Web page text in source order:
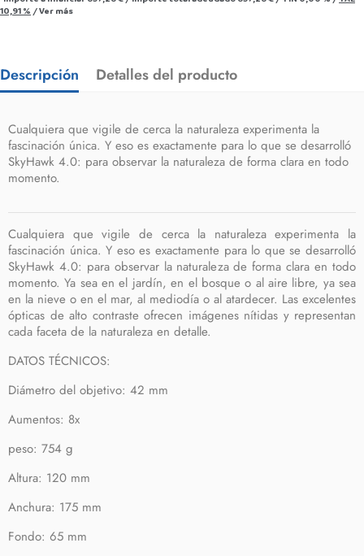
10,91 % /Ver más
Descripción Detalles del producto
Cualquiera que vigile de cerca la naturaleza experimenta la
fascinación única. Y eso es exactamente para lo que se desarrolló
SkyHawk 4.0: para observar la naturaleza de forma clara en todo
momento.
Cualquiera que vigile de cerca la naturaleza experimenta la
fascinación única. Y eso es exactamente para lo que se desarrolló
SkyHawk 4.0: para observar la naturaleza de forma clara en todo
momento. Ya sea en el jardín, en el bosque o al aire libre, ya sea
en la nieve o en el mar, al mediodía o al atardecer. Las excelentes
ópticas de alto contraste ofrecen imágenes nítidas y representan
cada faceta de la naturaleza en detalle.
DATOS TÉCNICOS:
Diámetro del objetivo: 42 mm
Aumentos: 8x
peso: 754 g
Altura: 120 mm
Anchura: 175 mm
Fondo: 65 mm